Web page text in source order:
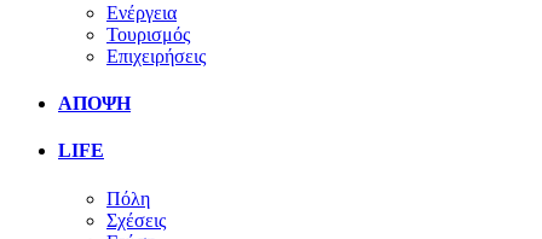
Ενέργεια
Τουρισμός
Επιχειρήσεις
ΑΠΟΨΗ
LIFE
Πόλη
Σχέσεις